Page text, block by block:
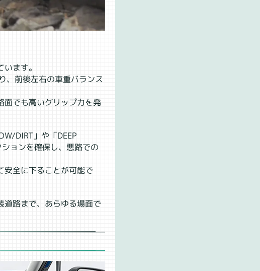
ます。
、前後左右の車重バランス
面でも高いグリップ力を発
DIRT」や「DEEP
ョンを確保し、悪路での
安全に下ることが可能で
道路まで、あらゆる場面で